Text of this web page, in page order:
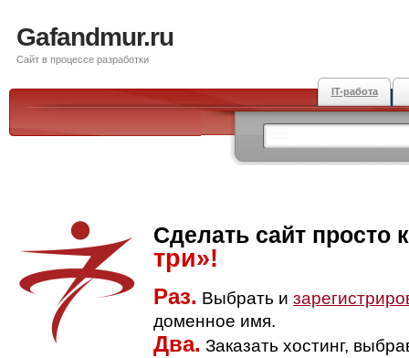
Gafandmur.ru
Сайт в процессе разработки
IT-работа
Сделать сайт просто
три»!
Раз. Выбрать и
доменное имя.
Два. Заказать хостинг,